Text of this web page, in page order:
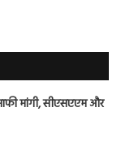
मांगी, सीएसएएम और